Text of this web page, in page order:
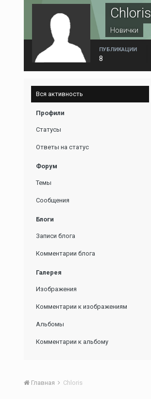
Chloris
Новички
ПУБЛИКАЦИИ
8
Вся активность
Профили
Статусы
Ответы на статус
Форум
Темы
Сообщения
Блоги
Записи блога
Комментарии блога
Галерея
Изображения
Комментарии к изображениям
Альбомы
Комментарии к альбому
Главная Chloris